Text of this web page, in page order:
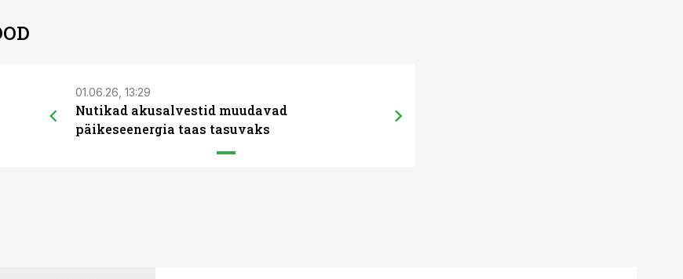
01.06.26, 13:29
Nutikad akusalvestid muudavad
päikeseenergia taas tasuvaks